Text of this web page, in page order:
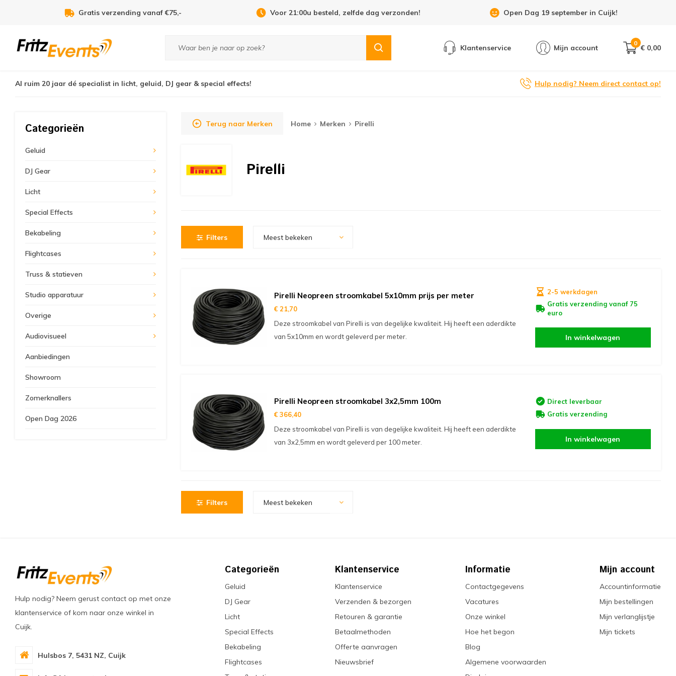
Gratis verzending vanaf €75,- Voor 21:00u besteld, zelfde dag verzonden! Open Dag 19 september in Cuijk!
Klantenservice Mijn account
0
€ 0,00
Al ruim 20 jaar dé specialist in licht, geluid, DJ gear & special effects! Hulp nodig? Neem direct contact op!
Categorieën
Geluid
DJ Gear
Licht
Special Effects
Bekabeling
Flightcases
Truss & statieven
Studio apparatuur
Overige
Audiovisueel
Aanbiedingen
Showroom
Zomerknallers
Open Dag 2026
Terug naar Merken Home Merken Pirelli
Pirelli
Filters Meest bekeken
Pirelli Neopreen stroomkabel 5x10mm prijs per meter
€ 21,70
Deze stroomkabel van Pirelli is van degelijke kwaliteit. Hij heeft een aderdikte
van 5x10mm en wordt geleverd per meter.
2-5 werkdagen
Gratis verzending vanaf 75
euro
In winkelwagen
Pirelli Neopreen stroomkabel 3x2,5mm 100m
€ 366,40
Deze stroomkabel van Pirelli is van degelijke kwaliteit. Hij heeft een aderdikte
van 3x2,5mm en wordt geleverd per 100 meter.
Direct leverbaar
Gratis verzending
In winkelwagen
Filters Meest bekeken
Hulp nodig? Neem gerust contact op met onze
klantenservice of kom naar onze winkel in
Cuijk.
Hulsbos 7, 5431 NZ, Cuijk
Categorieën
Geluid
DJ Gear
Licht
Special Effects
Bekabeling
Flightcases
Klantenservice
Klantenservice
Verzenden & bezorgen
Retouren & garantie
Betaalmethoden
Offerte aanvragen
Nieuwsbrief
Informatie
Contactgegevens
Vacatures
Onze winkel
Hoe het begon
Blog
Algemene voorwaarden
Mijn account
Accountinformatie
Mijn bestellingen
Mijn verlanglijstje
Mijn tickets